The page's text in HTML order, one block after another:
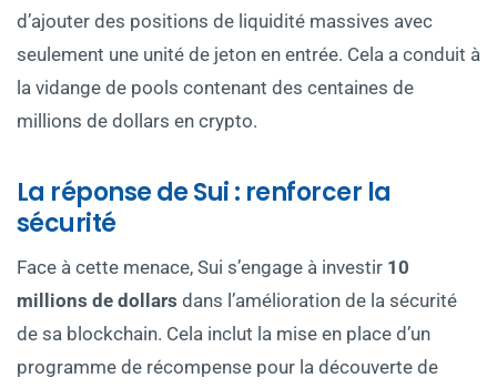
d’ajouter des positions de liquidité massives avec
seulement une unité de jeton en entrée. Cela a conduit à
la vidange de pools contenant des centaines de
millions de dollars en crypto.
La réponse de Sui : renforcer la
sécurité
Face à cette menace, Sui s’engage à investir 10
millions de dollars dans l’amélioration de la sécurité
de sa blockchain. Cela inclut la mise en place d’un
programme de récompense pour la découverte de